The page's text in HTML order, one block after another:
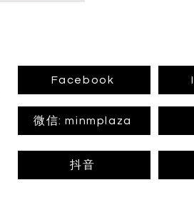
Facebook
微信: minmplaza
抖音